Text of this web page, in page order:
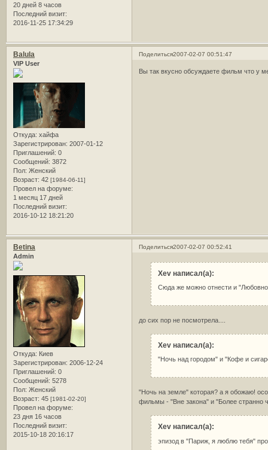
20 дней 8 часов
Последний визит:
2016-11-25 17:34:29
Поделиться2007-02-07 00:51:47
Balula
VIP User
Откуда: хайфа
Зарегистрирован: 2007-01-12
Приглашений: 0
Сообщений: 3872
Пол: Женский
Возраст: 42 [1984-06-11]
Провел на форуме:
1 месяц 17 дней
Последний визит:
2016-10-12 18:21:20
Вы так вкусно обсуждаете фильм что у
Поделиться2007-02-07 00:52:41
Betina
Admin
Откуда: Киев
Зарегистрирован: 2006-12-24
Приглашений: 0
Сообщений: 5278
Пол: Женский
Возраст: 45 [1981-02-20]
Провел на форуме:
23 дня 16 часов
Последний визит:
2015-10-18 20:16:17
Xev написал(а):
Сюда же можно отнести и
до сих пор не посмотрела....
Xev написал(а):
"Ночь над городом" и "Кофе и
"Ночь на земле" которая? а я обожаю!
фильмы - "Вне закона" и "Более странно
Xev написал(а):
эпизод в "Париж, я люблю тебя"